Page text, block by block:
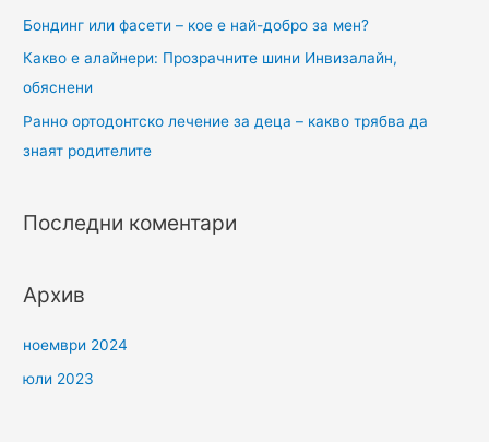
Бондинг или фасети – кое е най-добро за мен?
Какво е алайнери: Прозрачните шини Инвизалайн,
обяснени
Ранно ортодонтско лечение за деца – какво трябва да
знаят родителите
Последни коментари
Архив
ноември 2024
юли 2023